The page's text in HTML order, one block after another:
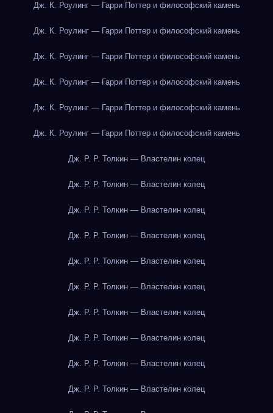
Дж. К. Роулинг — Гарри Поттер и философский камень
Дж. К. Роулинг — Гарри Поттер и философский камень
Дж. К. Роулинг — Гарри Поттер и философский камень
Дж. К. Роулинг — Гарри Поттер и философский камень
Дж. К. Роулинг — Гарри Поттер и философский камень
Дж. К. Роулинг — Гарри Поттер и философский камень
Дж. Р. Р. Толкин — Властелин колец
Дж. Р. Р. Толкин — Властелин колец
Дж. Р. Р. Толкин — Властелин колец
Дж. Р. Р. Толкин — Властелин колец
Дж. Р. Р. Толкин — Властелин колец
Дж. Р. Р. Толкин — Властелин колец
Дж. Р. Р. Толкин — Властелин колец
Дж. Р. Р. Толкин — Властелин колец
Дж. Р. Р. Толкин — Властелин колец
Дж. Р. Р. Толкин — Властелин колец